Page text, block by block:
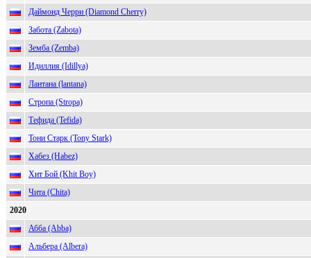
Даймонд Черри (Diamond Cherry)
Забота (Zabota)
Земба (Zemba)
Идиллия (Idillya)
Лантана (lantana)
Стропа (Stropa)
Тефида (Tefida)
Тони Старк (Tony Stark)
Хабез (Habez)
Хит Бой (Khit Boy)
Чита (Chita)
2020
Абба (Abba)
Альбера (Albera)